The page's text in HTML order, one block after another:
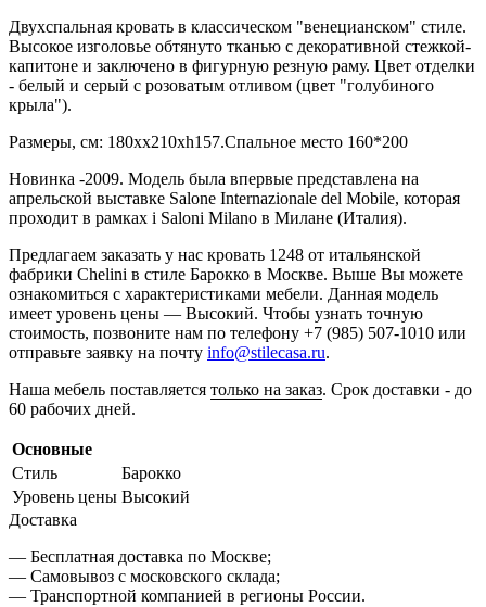
Двухспальная кровать в классическом "венецианском" стиле.
Высокое изголовье обтянуто тканью с декоративной стежкой-
капитоне и заключено в фигурную резную раму. Цвет отделки
- белый и серый с розоватым отливом (цвет "голубиного
крыла").
Размеры, см: 180хх210хh157.Спальное место 160*200
Новинка -2009. Модель была впервые представлена на
апрельской выставке Salone Internazionale del Mobile, которая
проходит в рамках i Saloni Milano в Милане (Италия).
Предлагаем заказать у нас кровать 1248 от итальянской
фабрики Chelini в стиле Барокко в Москве. Выше Вы можете
ознакомиться с характеристиками мебели. Данная модель
имеет уровень цены — Высокий. Чтобы узнать точную
стоимость, позвоните нам по телефону +7 (985) 507-1010 или
отправьте заявку на почту info@stilecasa.ru.
Наша мебель поставляется только на заказ. Срок доставки - до
60 рабочих дней.
Основные
Стиль
Барокко
Уровень цены Высокий
Доставка
— Бесплатная доставка по Москве;
— Самовывоз с московского склада;
— Транспортной компанией в регионы России.